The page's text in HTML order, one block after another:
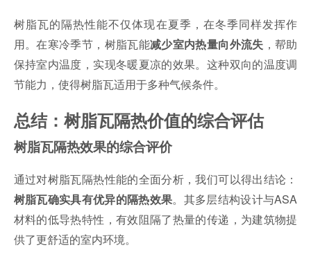
树脂瓦的隔热性能不仅体现在夏季，在冬季同样发挥作
用。在寒冷季节，树脂瓦能减少室内热量向外流失 ，帮助
保持室内温度，实现冬暖夏凉的效果。这种双向的温度调
节能力，使得树脂瓦适用于多种气候条件。
总结：树脂瓦隔热价值的综合评估
树脂瓦隔热效果的综合评价
通过对树脂瓦隔热性能的全面分析，我们可以得出结论：
树脂瓦确实具有优异的隔热效果。其多层结构设计与ASA
材料的低导热特性，有效阻隔了热量的传递，为建筑物提
供了更舒适的室内环境。